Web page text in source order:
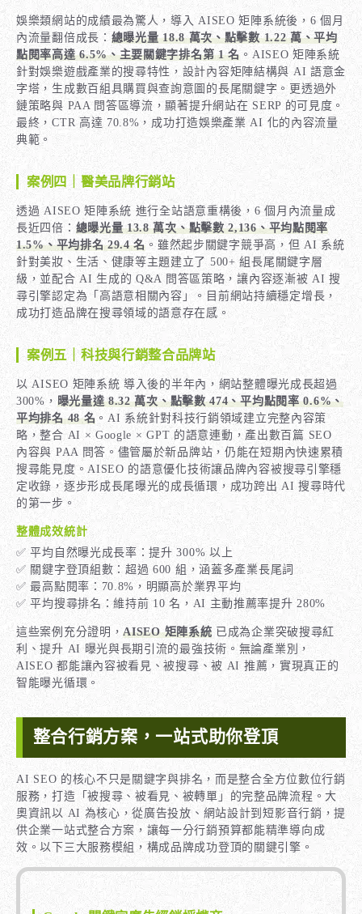
娛樂類網站的成績最為驚人，導入 AISEO 矩陣系統後，6 個月
內流量翻倍成長： 總曝光量 18.8 萬次、點擊數 1.22 萬、平均
點閱率高達 6.5%、主要關鍵字排名第 1 名 。AISEO 矩陣系統
針對娛樂遊戲產業的搜尋特性，設計內容矩陣結構與 AI 語意金
字塔，生成數百組具購買與查詢意圖的長尾關鍵字。更透過外
鏈策略與 PAA 問答區導流，顯著提升網站在 SERP 的可見度。
最終，CTR 高達 70.8%，成功打造娛樂產業 AI 化的內容流量
典範。
案例四｜醫美品牌行銷站
透過 AISEO 矩陣系統 進行全站語意重構後，6 個月內流量成
長近四倍： 總曝光量 13.8 萬次、點擊數 2,136、平均點閱率
1.5%、平均排名 29.4 名 。雖然起步關鍵字競爭高，但 AI 系統
針對美妝、生活、健康等主題建立了 500+ 組長尾關鍵字層
級，並配合 AI 生成的 Q&A 問答區策略，讓內容逐漸被 AI 搜
尋引擎認定為「高語意相關內容」。目前網站持續穩定增長，
成功打造品牌在搜尋領域的語意存在感。
案例五｜科技與行銷整合品牌站
以 AISEO 矩陣系統 導入後的半年內，網站整體曝光成長超過
300%， 曝光量達 8.32 萬次、點擊數 474、平均點閱率 0.6%、
平均排名 48 名 。AI 系統針對科技行銷領域建立完整內容策
略，整合 AI × Google × GPT 的語意連動，產出數百篇 SEO
內容與 PAA 問答。儘管屬於新品牌站，仍能在短期內快速累積
搜尋能見度。AISEO 的語意優化技術讓品牌內容被搜尋引擎穩
定收錄，逐步形成長尾曝光的成長循環，成功跨出 AI 搜尋時代
的第一步。
整體成效統計
✅ 平均自然曝光成長率：提升 300% 以上
✅ 關鍵字登頂組數：超過 600 組，涵蓋多產業長尾詞
✅ 最高點閱率：70.8%，明顯高於業界平均
✅ 平均搜尋排名：維持前 10 名，AI 主動推薦率提升 280%
這些案例充分證明，AISEO 矩陣系統 已成為企業突破搜尋紅
利、提升 AI 曝光與長期引流的最強技術。無論產業別，
AISEO 都能讓內容被看見、被搜尋、被 AI 推薦，實現真正的
智能曝光循環。
整合行銷方案，一站式助你登頂
AI SEO 的核心不只是關鍵字與排名，而是整合全方位數位行銷
服務，打造「被搜尋、被看見、被轉單」的完整品牌流程。大
奧資訊以 AI 為核心，從廣告投放、網站設計到短影音行銷，提
供企業一站式整合方案，讓每一分行銷預算都能精準導向成
效。以下三大服務模組，構成品牌成功登頂的關鍵引擎。